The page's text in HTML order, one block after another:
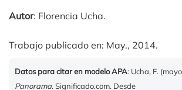
Autor: Florencia Ucha.
Trabajo publicado en: May., 2014.
Datos para citar en modelo APA: Ucha, F.
Panorama. Significado.com. Desde